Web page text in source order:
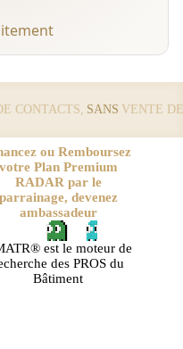
SANSVENTE DE
ou Remboursez
votre Plan Premium
RADAR par le
parrainage, devenez
ambassadeur
est le moteur de
des PROS du
Bâtiment